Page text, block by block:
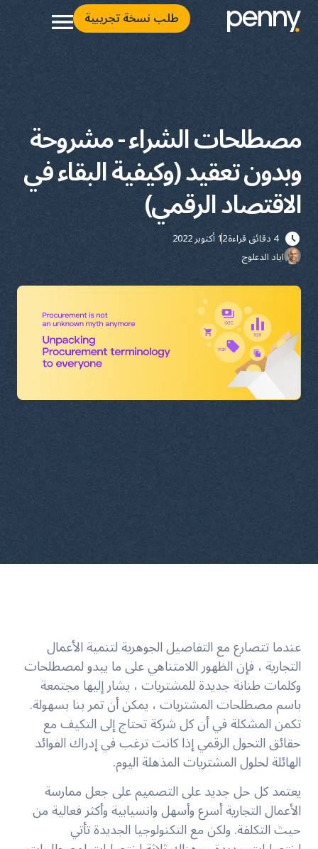
طلب نسخة تجريبية
مصطلحات الشراء - مشروحة
وبدون تعقيد (وكيفية البقاء في
الاقتصاد الرقمي)
4 دقائق قراءة
12 أكتوبر 2022
اياد الدعلوج
عندما تتصارع مع التفاصيل الجوهرية لتنمية الأعمال
التجارية ، فإن الظهور اللامتناهي على ما يبدو لمصطلحات
وكلمات طنانة جديدة للمشتريات ، يشار إليها مجتمعة
باسم مصطلحات المشتريات ، يمكن أن تمر بنا بسهولة.
تكمن المشكلة في أن كل شركة تحتاج إلى التكيف مع
حقائق التحول الرقمي إذا كانت ترغب في إدراك الفوائد
الهائلة لحلول المشتريات المذهلة اليوم.
يعتمد كل حل جديد على التصميم على جعل ممارسة
الأعمال التجارية أسرع وأسهل وانسيابية وأكثر فعالية من
حيث التكلفة. ولكن مع التكنولوجيا الجديدة تأتي